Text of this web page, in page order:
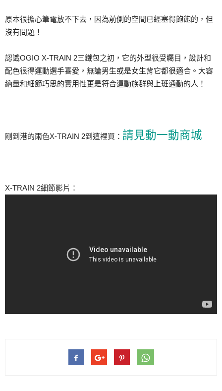
原本很擔心筆電放不下去，因為前側的空間已經塞得飽飽的，但
沒有問題！
認識OGIO X-TRAIN 2三鐵包之初，它的外型很受矚目，設計和
配色很得運動選手喜愛，無論男生或是女生背它都很適合。大容
納量和細節巧思的實用性更是符合運動族群與上班通勤的人！
剛到港的兩色X-TRAIN 2到這裡買： 請見動一動商城
X-TRAIN 2細節影片：